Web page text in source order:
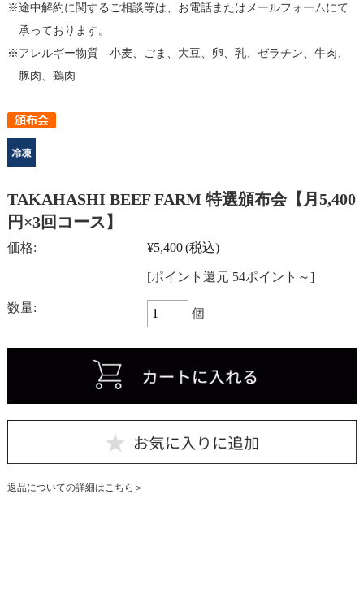
途中解約に関するご相談等は、お電話またはメールフォームにて
承っております。
アレルギー物質 小麦、ごま、大豆、卵、乳、ゼラチン、牛肉、
豚肉、鶏肉
TAKAHASHI BEEF FARM 特選頒布会【月5,400
円×3回コース】
価格: ¥5,400(税込)
[ポイント還元 54ポイント～]
数量: 個
返品についての詳細はこちら